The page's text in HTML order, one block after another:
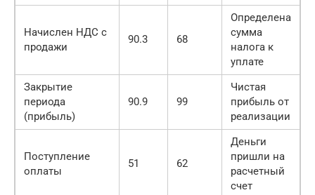
Начислен НДС с
продажи
90.3 68
Определена
сумма
налога к
уплате
Закрытие
периода
(прибыль)
90.9 99
Чистая
прибыль от
реализации
Поступление
оплаты
51 62
Деньги
пришли на
расчетный
счет